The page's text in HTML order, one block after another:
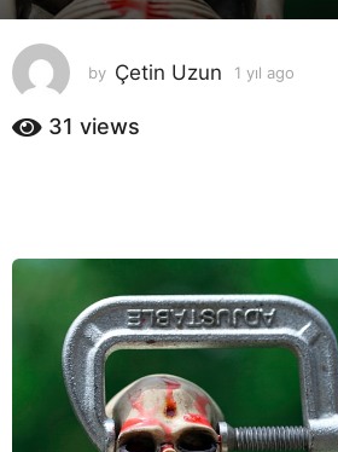
y
ı
l
g
by Çetin Uzun 1 yıl ago
31 views